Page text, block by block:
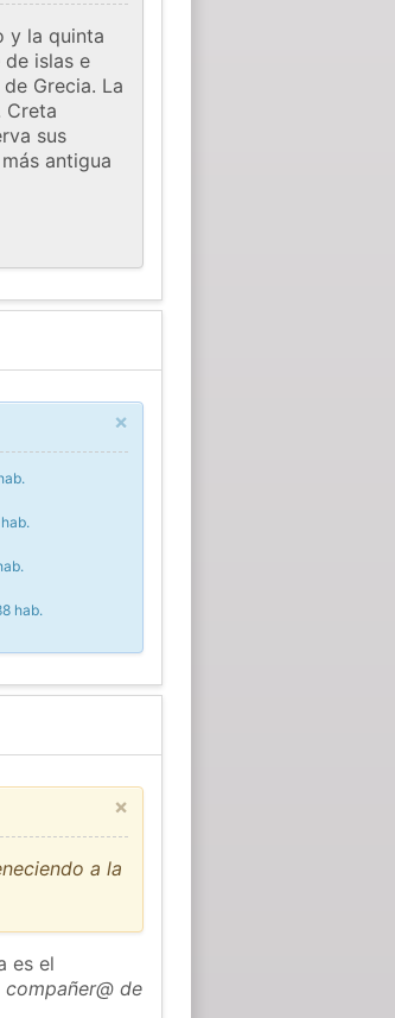
y la quinta
islas e
Grecia. La
Creta
sus
antigua
×
hab.
×
a la
es el
de